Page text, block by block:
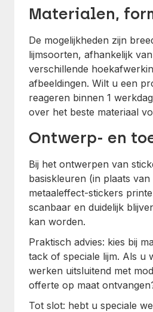
Materialen,
De mogelijkheden zijn
lijmsoorten, afhankelijk
verschillende
afbeeldingen. Wilt u een
reageren binnen 1
over het beste materiaal
Ontwerp- en
Bij het ontwerpen van
basiskleuren (in plaats
metaaleffect-stickers
scanbaar en duidelijk
kan worden.
Praktisch advies: kies bij
tack of speciale lijm. Als u
werken uitsluitend met
offerte op maat
Tot slot: hebt u speciale